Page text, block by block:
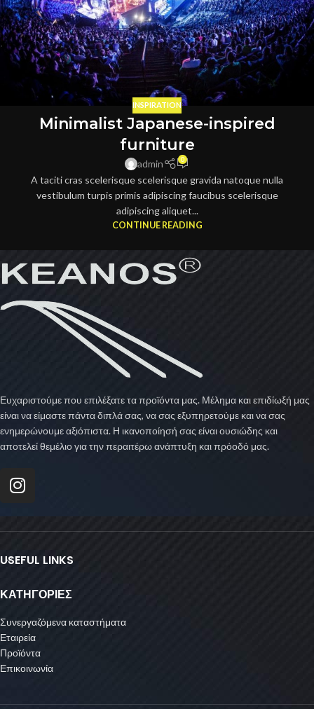
INSPIRATION
Minimalist Japanese-inspired
furniture
admin 0
A taciti cras scelerisque scelerisque gravida natoque nulla
vestibulum turpis primis adipiscing faucibus scelerisque
adipiscing aliquet...
CONTINUE READING
Ευχαριστούμε που επιλέξατε τα προϊόντα μας. Μέλημα και επιδίωξή μας
είναι να είμαστε πάντα διπλά σας, να σας εξυπηρετούμε και να σας
ενημερώνουμε αξιόπιστα. Η ικανοποίησή σας είναι ουσιώδης και
αποτελεί θεμέλιο για την περαιτέρω ανάπτυξη και πρόοδό μας.
USEFUL LINKS
ΚΑΤΗΓΟΡΙΕΣ
Συνεργαζόμενα καταστήματα
Εταιρεία
Προϊόντα
Επικοινωνία